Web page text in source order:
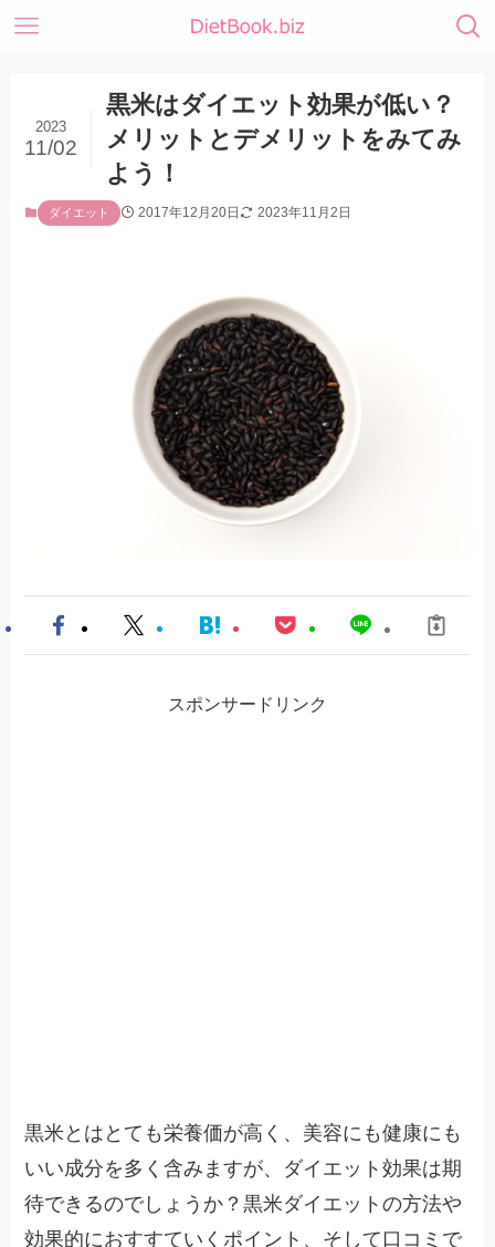
黒米はダイエット効果が低い？
メリットとデメリットをみてみ
よう！
2023
11/02
ダイエット 2017年12月20日 2023年11月2日
スポンサードリンク
黒米とはとても栄養価が高く、美容にも健康にも
いい成分を多く含みますが、ダイエット効果は期
待できるのでしょうか？黒米ダイエットの方法や
効果的におすすていくポイント、そして口コミで